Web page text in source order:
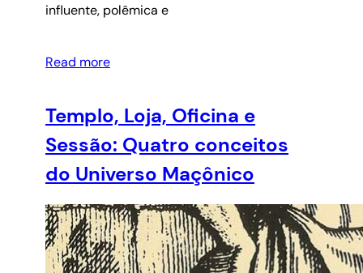
influente, polêmica e
Read more
Templo, Loja, Oficina e
Sessão: Quatro conceitos
do Universo Maçônico